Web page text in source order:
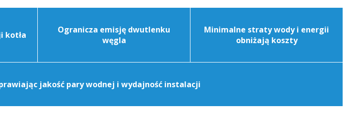
kotła
Ogranicza emisję dwutlenku
węgla
Minimalne straty wody i energii
obniżają koszty
jakość pary wodnej i wydajność instalacji